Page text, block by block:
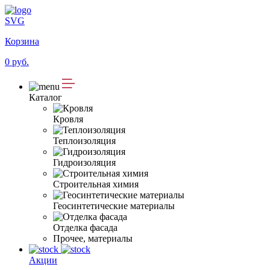
SVG
Корзина
0 руб.
Каталог
Кровля
Теплоизоляция
Гидроизоляция
Строительная химия
Геосинтетические материалы
Отделка фасада
Прочее, материалы
Акции